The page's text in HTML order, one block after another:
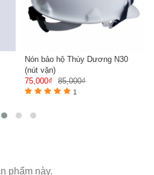
Nón bảo hộ Thùy Dương N30
(nút vặn)
75,000₫
85,000₫
1
phẩm này.